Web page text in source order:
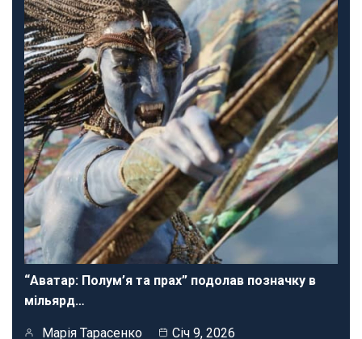
“Аватар: Полум’я та прах” подолав позначку в
мільярд…
Марія Тарасенко Січ 9, 2026